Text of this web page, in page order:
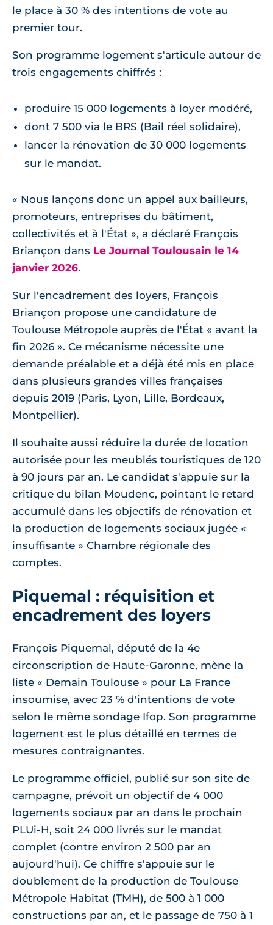
le place à 30 % des intentions de vote au
premier tour.
Son programme logement s'articule autour de
trois engagements chiffrés :
produire 15 000 logements à loyer modéré,
dont 7 500 via le BRS (Bail réel solidaire),
lancer la rénovation de 30 000 logements
sur le mandat.
Nous lançons donc un appel aux bailleurs,
promoteurs, entreprises du bâtiment,
collectivités et à l'État
, a déclaré François
Briançon dans Le Journal Toulousain le 14
janvier 2026.
Sur l'encadrement des loyers, François
Briançon propose une candidature de
Toulouse Métropole auprès de l'État « avant la
fin 2026 ». Ce mécanisme nécessite une
demande préalable et a déjà été mis en place
dans plusieurs grandes villes françaises
depuis 2019 (Paris, Lyon, Lille, Bordeaux,
Montpellier).
Il souhaite aussi réduire la durée de location
autorisée pour les meublés touristiques de 120
à 90 jours par an. Le candidat s'appuie sur la
critique du bilan Moudenc, pointant le retard
accumulé dans les objectifs de rénovation et
la production de logements sociaux jugée «
insuffisante » Chambre régionale des
comptes.
Piquemal : réquisition et
encadrement des loyers
François Piquemal, député de la 4e
circonscription de Haute-Garonne, mène la
liste « Demain Toulouse » pour La France
insoumise, avec 23 % d'intentions de vote
selon le même sondage Ifop. Son programme
logement est le plus détaillé en termes de
mesures contraignantes.
Le programme officiel, publié sur son site de
campagne, prévoit un objectif de 4 000
logements sociaux par an dans le prochain
PLUi-H, soit 24 000 livrés sur le mandat
complet (contre environ 2 500 par an
aujourd'hui). Ce chiffre s'appuie sur le
doublement de la production de Toulouse
Métropole Habitat (TMH), de 500 à 1 000
constructions par an, et le passage de 750 à 1